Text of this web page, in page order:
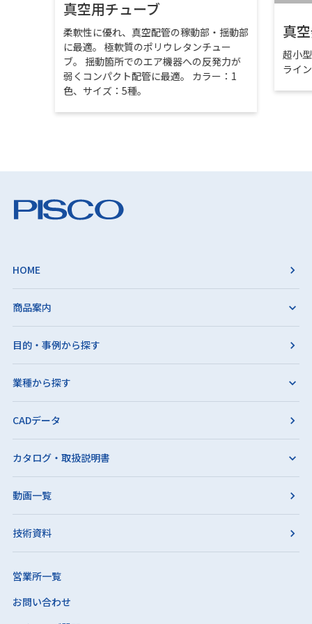
真空用チューブ
柔軟性に優れ、真空配管の稼動部・揺動部
に最適。 極軟質のポリウレタンチュー
ブ。 揺動箇所でのエア機器への反発力が
弱くコンパクト配管に最適。 カラー：1
色、サイズ：5種。
真
超小
ライ
HOME
商品案内
目的・事例から探す
業種から探す
CADデータ
カタログ・取扱説明書
動画一覧
技術資料
営業所一覧
お問い合わせ